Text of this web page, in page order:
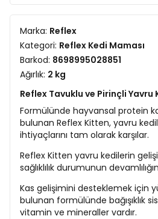
Marka: Reflex
Kategori: Reflex Kedi Maması
Barkod: 8698995028851
Ağırlık: 2 kg
Reflex Tavuklu ve Pirinçli Yavru
Formülünde hayvansal protein
bulunan Reflex Kitten, yavru
ihtiyaçlarını tam olarak karşılar.
Reflex Kitten yavru kedilerin
sağlıklılık durumunun
Kas gelişimini desteklemek için
bulunan formülünde bağışıklık
vitamin ve mineraller vardır.